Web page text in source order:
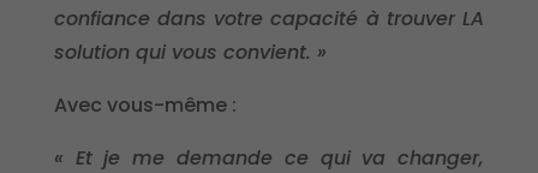
confiance dans votre capacité à trouver LA
solution qui vous convient. »
Avec vous-même :
« Et je me demande ce qui va changer,